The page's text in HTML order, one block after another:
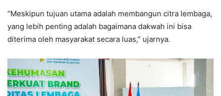
“Meskipun tujuan utama adalah membangun citra lembaga,
yang lebih penting adalah bagaimana dakwah ini bisa
diterima oleh masyarakat secara luas,” ujarnya.